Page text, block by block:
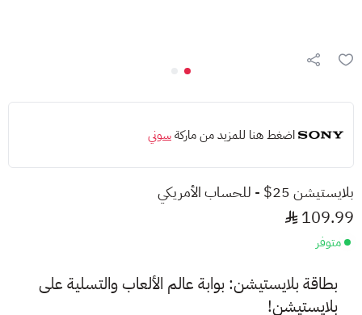
اضغط هنا للمزيد من ماركةسوني
بلايستيشن 25$ - للحساب الأمريكي
109.99
متوفر
بطاقة بلايستيشن: بوابة عالم الألعاب والتسلية على
بلايستيشن!